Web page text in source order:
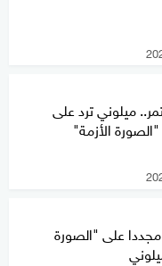
ميلوني ترد على
الأزمة"
على "الصورة